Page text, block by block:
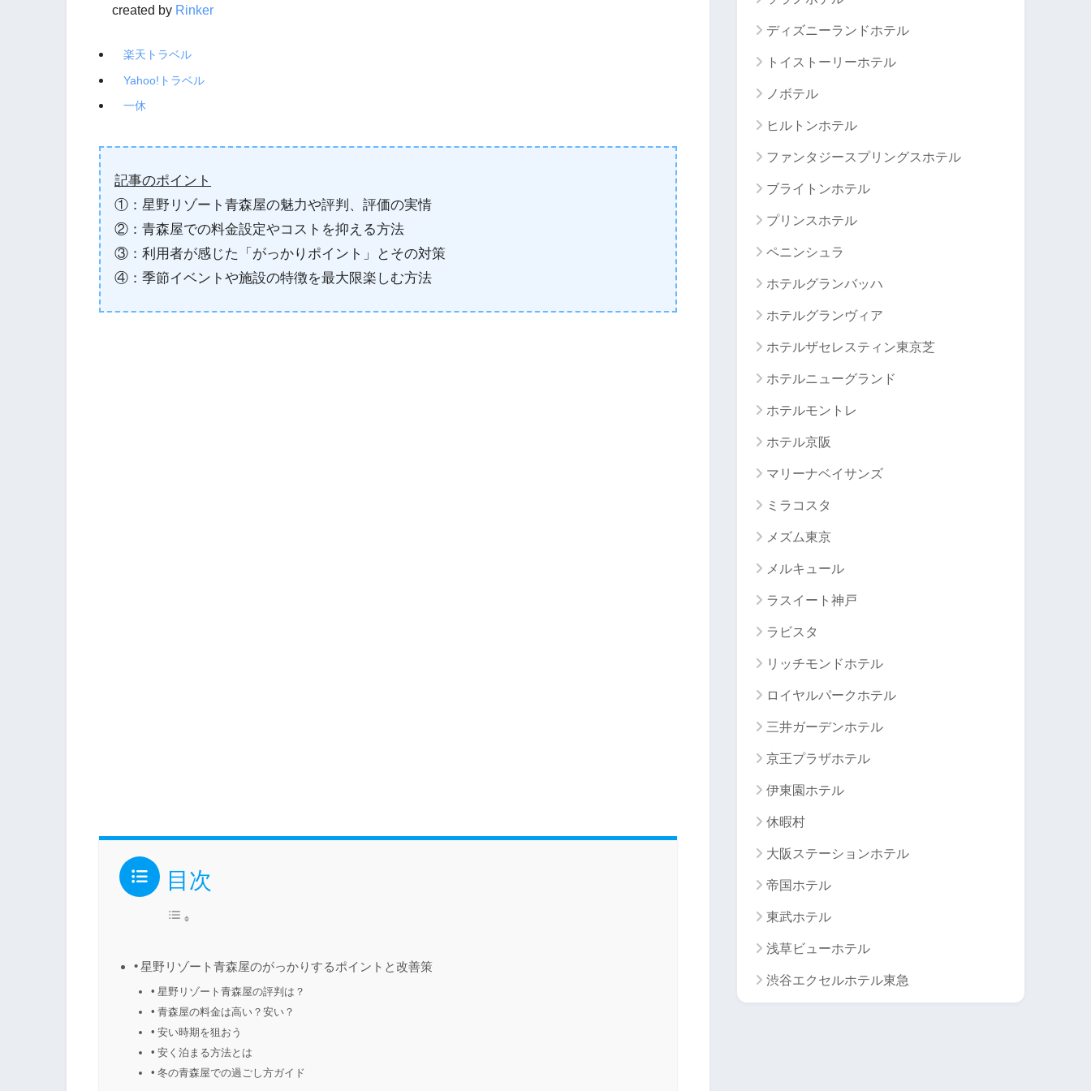
created by Rinker
楽天トラベル
Yahoo!トラベル
一休
記事のポイント
①：星野リゾート青森屋の魅力や評判、評価の実情
②：青森屋での料金設定やコストを抑える方法
③：利用者が感じた「がっかりポイント」とその対策
④：季節イベントや施設の特徴を最大限楽しむ方法
目次
星野リゾート青森屋のがっかりするポイントと改善策
星野リゾート青森屋の評判は？
青森屋の料金は高い？安い？
安い時期を狙おう
安く泊まる方法とは
冬の青森屋での過ごし方ガイド
ディズニーランドホテル
トイストーリーホテル
ノボテル
ヒルトンホテル
ファンタジースプリングスホテル
ブライトンホテル
プリンスホテル
ペニンシュラ
ホテルグランバッハ
ホテルグランヴィア
ホテルザセレスティン東京芝
ホテルニューグランド
ホテルモントレ
ホテル京阪
マリーナベイサンズ
ミラコスタ
メズム東京
メルキュール
ラスイート神戸
ラビスタ
リッチモンドホテル
ロイヤルパークホテル
三井ガーデンホテル
京王プラザホテル
伊東園ホテル
休暇村
大阪ステーションホテル
帝国ホテル
東武ホテル
浅草ビューホテル
渋谷エクセルホテル東急